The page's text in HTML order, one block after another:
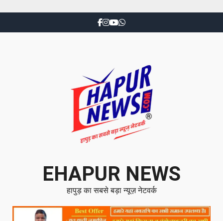
EHAPUR NEWS
हापुड़ का सबसे बड़ा न्यूज़ नेटवर्क